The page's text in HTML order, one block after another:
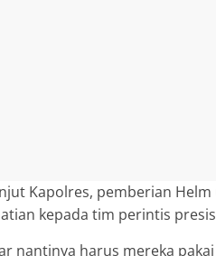
Kapolres, pemberian
kepada tim perintis
nantinya harus mereka